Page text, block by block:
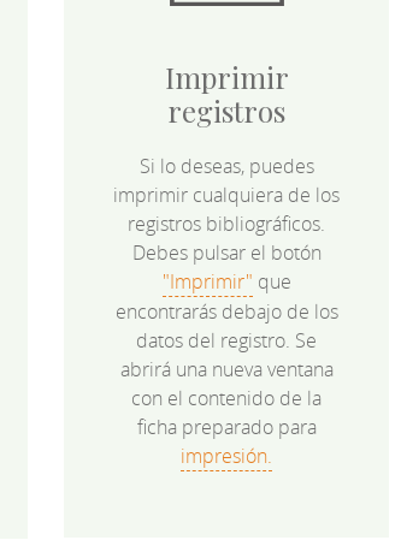
Imprimir
registros
Si lo deseas, puedes
imprimir cualquiera de los
registros bibliográficos.
Debes pulsar el botón
"Imprimir" que
encontrarás debajo de los
datos del registro. Se
abrirá una nueva ventana
con el contenido de la
ficha preparado para
impresión.